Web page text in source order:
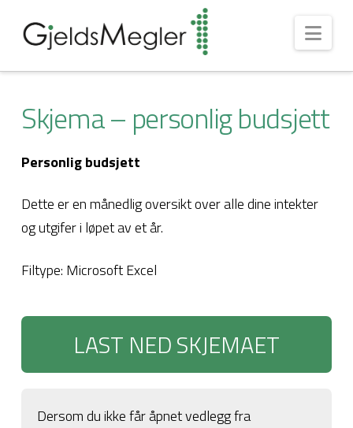
Skjema – personlig budsjett
Personlig budsjett
Dette er en månedlig oversikt over alle dine intekter
og utgifer i løpet av et år.
Filtype: Microsoft Excel
LAST NED SKJEMAET
Dersom du ikke får åpnet vedlegg fra